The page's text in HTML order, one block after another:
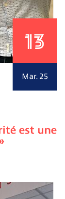
13
Mar. 25
est une